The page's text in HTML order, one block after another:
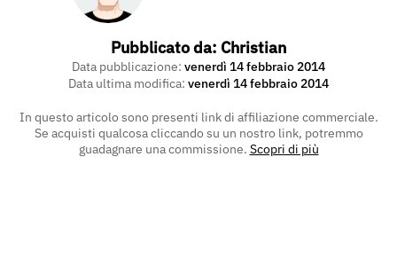
Pubblicato da: Christian
Data pubblicazione: venerdì 14 febbraio 2014
Data ultima modifica: venerdì 14 febbraio 2014
In questo articolo sono presenti link di affiliazione commerciale.
Se acquisti qualcosa cliccando su un nostro link, potremmo
guadagnare una commissione. Scopri di più